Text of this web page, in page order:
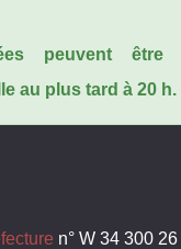
peuvent être
au plus tard à 20 h.
n° W 34 300